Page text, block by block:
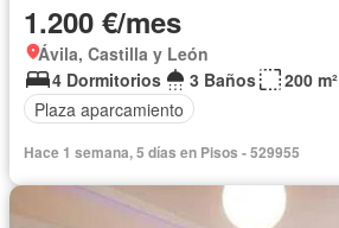
1.200 €/mes
Ávila, Castilla y León
4 Dormitorios
3 Baños
200 m²
Plaza aparcamiento
Hace 1 semana, 5 días en Pisos - 529955